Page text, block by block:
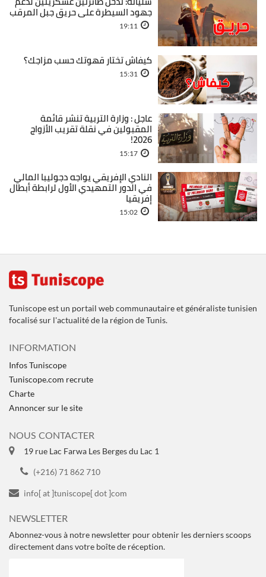
جهود السيطرة على حريق جبل المرقب
19:11
كيفاش تختار قهوتك حسب مزاجك؟
15:31
عاجل : وزارة التربية تنشر قائمة
المقبولين في نقلة تقريب الأزواج
2026!
15:17
النادي الإفريقي يواجه دجوليبا المالي
في الدور التمهيدي الأول لرابطة أبطال
إفريقيا
15:02
Tuniscope est un portail web communautaire et généraliste tunisien
focalisé sur l'actualité de la région de Tunis.
INFORMATION
Infos Tuniscope
Tuniscope.com recrute
Charte
Annoncer sur le site
NOUS CONTACTER
19 rue Lac Farwa Les Berges du Lac 1
(+216) 71 862 710
info[ at ]tuniscope[ dot ]com
NEWSLETTER
Abonnez-vous à notre newsletter pour obtenir les derniers scoops
directement dans votre boîte de réception.